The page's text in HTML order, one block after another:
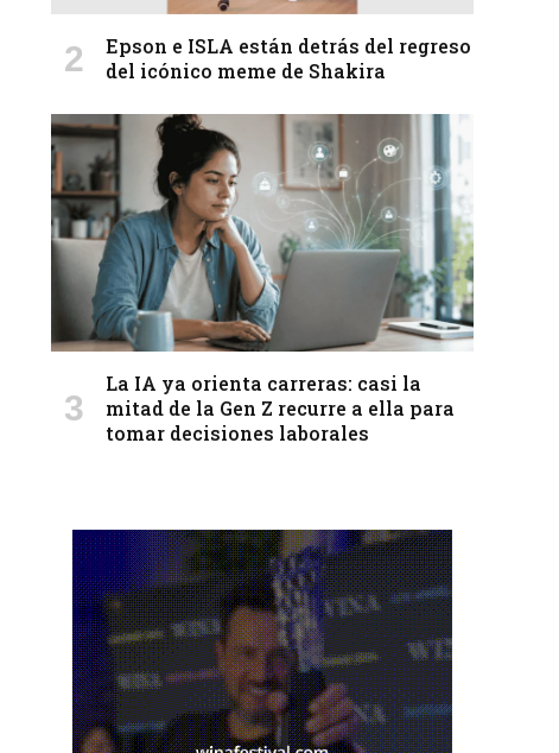
Epson e ISLA están detrás del regreso
del icónico meme de Shakira
La IA ya orienta carreras: casi la
mitad de la Gen Z recurre a ella para
tomar decisiones laborales